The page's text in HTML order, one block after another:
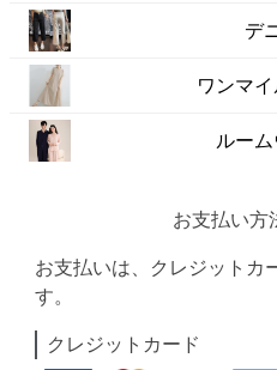
デ
ワンマ
ルー
お支払い方
お支払いは、クレジットカ
す。
クレジットカード